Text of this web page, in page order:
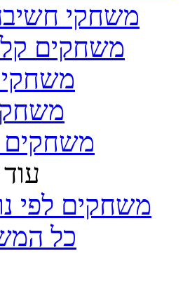
משחקי
משחקים
משחקי
משחקים
משחקים לפי
כל